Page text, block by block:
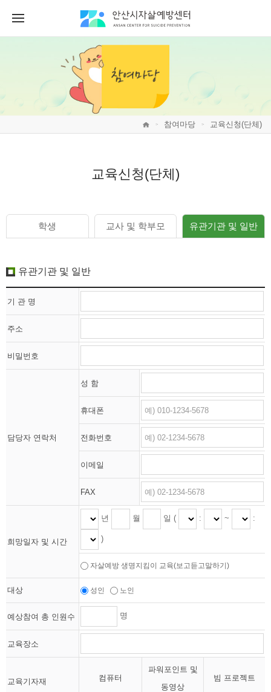
> 참여마당 > 교육신청(단체)
교육신청(단체)
학생 교사 및 학부모 유관기관 및 일반
유관기관 및 일반
기 관 명
주소
비밀번호
담당자 연락처
성 함
휴대폰
전화번호
이메일
FAX
희망일자 및 시간
년 월 일 ( : ~ :
)
자살예방 생명지킴이 교육(보고듣고말하기)
대상 성인 노인
예상참여 총 인원수 명
교육장소
교육기자재 컴퓨터
파워포인트 및
동영상
빔 프로젝트